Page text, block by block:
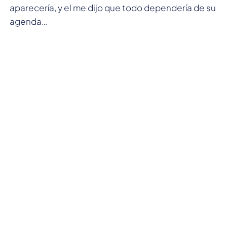
aparecería, y el me dijo que todo dependería de su
agenda…